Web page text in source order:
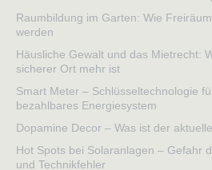
Raumbildung im Garten: Wie
werden
Häusliche Gewalt und das Mietrecht:
sicherer Ort mehr ist
Smart Meter – Schlüsseltechnologie
bezahlbares Energiesystem
Dopamine Decor – Was ist der
Hot Spots bei Solaranlagen – Gefahr
und Technikfehler